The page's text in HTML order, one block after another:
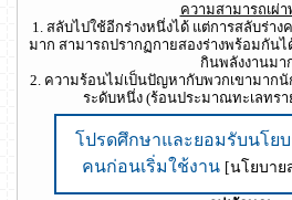
โปรดศึกษาและยอมรับนโย
คนก่อนเริ่มใช้งาน [นโยบา
ความสามารถเผ่
1. สลับไปใช้อีกร่างหนึ่งได้ แต่การสลับร่าง
มาก สามารถปรากฏกายสองร่างพร้อมกัน
กินพลังงานมา
2. ความร้อนไม่เป็นปัญหากับพวกเขามาก
ระดับหนึ่ง (ร้อนประมาณทะเลทร
ปรัชญา: [ร่าง ผญ] นักนิเวศ [ร่าง
อุปกรณ์เริ่มต้น: ด
โปรดศึกษาและยอมรับนโย
คนก่อนเริ่มใช้งาน [นโยบา